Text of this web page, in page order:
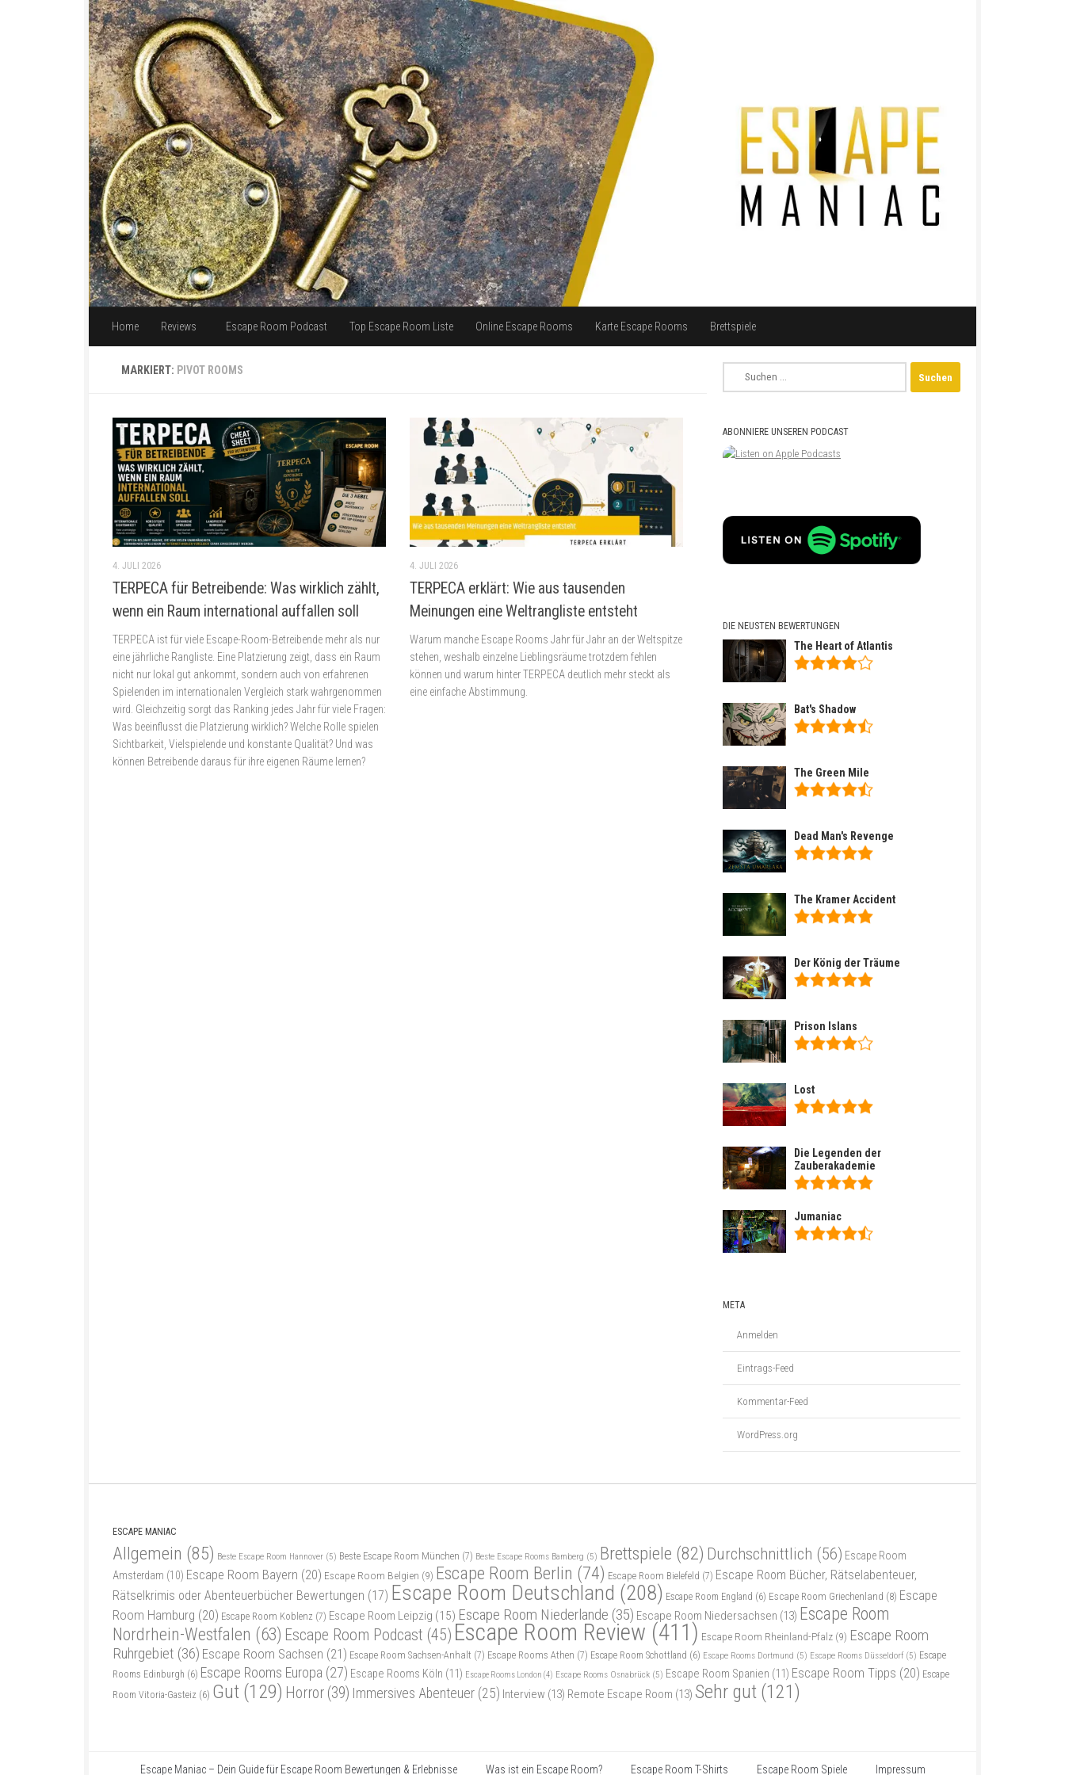
Unter dem Inhalt
Home Reviews Escape Room Podcast Top Escape Room Liste Online Escape Rooms Karte Escape Rooms Brettspiele
MARKIERT: PIVOT ROOMS
4. JULI 2026
TERPECA für Betreibende: Was wirklich zählt,
wenn ein Raum international auffallen soll
TERPECA ist für viele Escape-Room-Betreibende mehr als nur
eine jährliche Rangliste. Eine Platzierung zeigt, dass ein Raum
nicht nur lokal gut ankommt, sondern auch von erfahrenen
Spielenden im internationalen Vergleich stark wahrgenommen
wird. Gleichzeitig sorgt das Ranking jedes Jahr für viele Fragen:
Was beeinflusst die Platzierung wirklich? Welche Rolle spielen
Sichtbarkeit, Vielspielende und konstante Qualität? Und was
können Betreibende daraus für ihre eigenen Räume lernen?
4. JULI 2026
TERPECA erklärt: Wie aus tausenden
Meinungen eine Weltrangliste entsteht
Warum manche Escape Rooms Jahr für Jahr an der Weltspitze
stehen, weshalb einzelne Lieblingsräume trotzdem fehlen
können und warum hinter TERPECA deutlich mehr steckt als
eine einfache Abstimmung.
ABONNIERE UNSEREN PODCAST
DIE NEUSTEN BEWERTUNGEN
The Heart of Atlantis
Bat's Shadow
The Green Mile
Dead Man's Revenge
The Kramer Accident
Der König der Träume
Prison Islans
Lost
Die Legenden der
Zauberakademie
Jumaniac
META
Anmelden
Eintrags-Feed
Kommentar-Feed
WordPress.org
ESCAPE MANIAC
Allgemein (85) Beste Escape Room Hannover (5) Beste Escape Room München (7) Beste Escape Rooms Bamberg (5) Brettspiele (82) Durchschnittlich (56) Escape Room
Amsterdam (10) Escape Room Bayern (20) Escape Room Belgien (9) Escape Room Berlin (74) Escape Room Bielefeld (7) Escape Room Bücher, Rätselabenteuer,
Rätselkrimis oder Abenteuerbücher Bewertungen (17) Escape Room Deutschland (208) Escape Room England (6) Escape Room Griechenland (8) Escape
Room Hamburg (20) Escape Room Koblenz (7) Escape Room Leipzig (15) Escape Room Niederlande (35) Escape Room Niedersachsen (13) Escape Room
Nordrhein-Westfalen (63) Escape Room Podcast (45) Escape Room Review (411) Escape Room Rheinland-Pfalz (9) Escape Room
Ruhrgebiet (36) Escape Room Sachsen (21) Escape Room Sachsen-Anhalt (7) Escape Rooms Athen (7) Escape Room Schottland (6) Escape Rooms Dortmund (5) Escape Rooms Düsseldorf (5) Escape
Rooms Edinburgh (6) Escape Rooms Europa (27) Escape Rooms Köln (11) Escape Rooms London (4) Escape Rooms Osnabrück (5) Escape Room Spanien (11) Escape Room Tipps (20) Escape
Room Vitoria-Gasteiz (6) Gut (129) Horror (39) Immersives Abenteuer (25) Interview (13) Remote Escape Room (13) Sehr gut (121)
Escape Maniac – Dein Guide für Escape Room Bewertungen & Erlebnisse Was ist ein Escape Room? Escape Room T-Shirts Escape Room Spiele Impressum